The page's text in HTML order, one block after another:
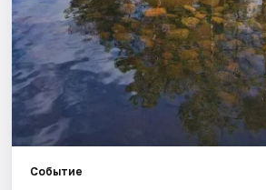
Событие